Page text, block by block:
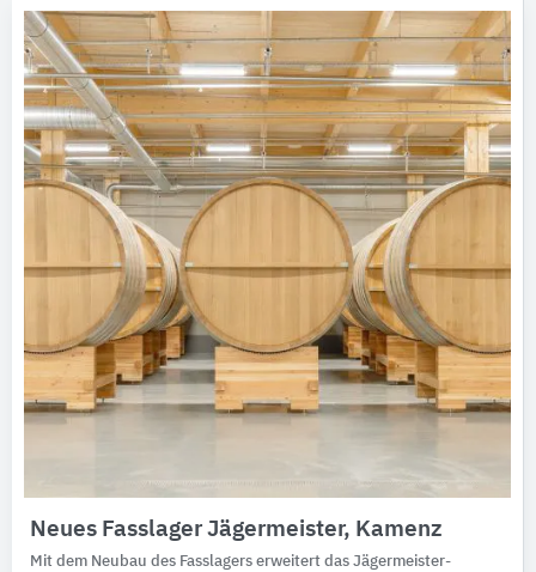
Neues Fasslager Jägermeister, Kamenz
Mit dem Neubau des Fasslagers erweitert das Jägermeister-